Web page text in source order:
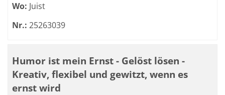
Wo: Juist
Nr.: 25263039
Humor ist mein Ernst - Gelöst lösen -
Kreativ, flexibel und gewitzt, wenn es
ernst wird